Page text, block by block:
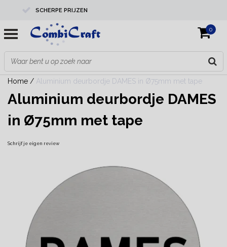
SCHERPE PRIJZEN
PROFESSIONELE KWALITEIT
EXPERTS IN MAATWERK
0
Home / Aluminium deurbordje DAMES in Ø75mm met tape
Aluminium deurbordje DAMES
in Ø75mm met tape
Schrijf je eigen review